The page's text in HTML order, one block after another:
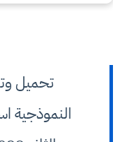
تحميل
النموذجية